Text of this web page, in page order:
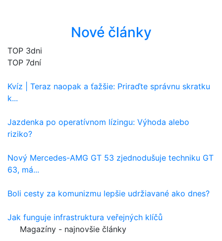
Nové články
TOP 3dni
TOP 7dní
Kvíz | Teraz naopak a ťažšie: Priraďte správnu skratku
k...
Jazdenka po operatívnom lízingu: Výhoda alebo
riziko?
Nový Mercedes-AMG GT 53 zjednodušuje techniku GT
63, má...
Boli cesty za komunizmu lepšie udržiavané ako dnes?
Jak funguje infrastruktura veřejných klíčů
Magazíny - najnovšie články